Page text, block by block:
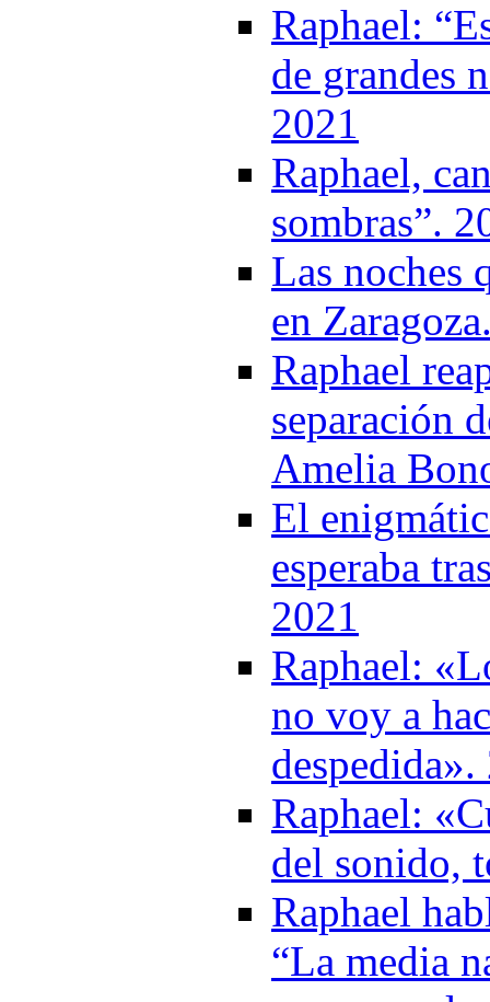
Raphael:
de grandes
2021
Raphael,
sombras”.
Las noches
en
Raphael
separación
Amelia
El
esperaba
2021
Raphael:
no voy a
despedida».
Raphael:
del sonido,
Raphael
“La media